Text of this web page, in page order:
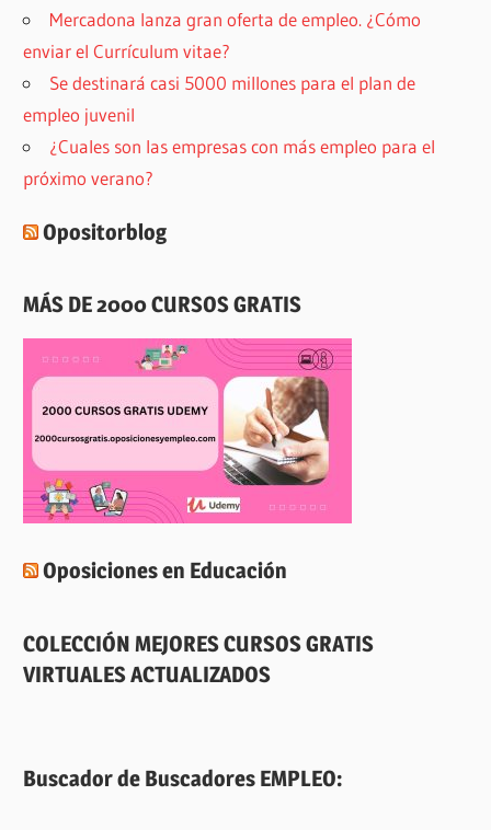
Mercadona lanza gran oferta de empleo. ¿Cómo
enviar el Currículum vitae?
Se destinará casi 5000 millones para el plan de
empleo juvenil
¿Cuales son las empresas con más empleo para el
próximo verano?
Opositorblog
MÁS DE 2000 CURSOS GRATIS
Oposiciones en Educación
COLECCIÓN MEJORES CURSOS GRATIS
VIRTUALES ACTUALIZADOS
Buscador de Buscadores EMPLEO: